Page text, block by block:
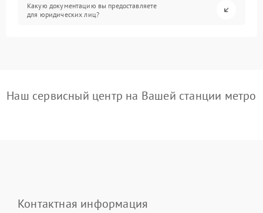
Какую документацию вы предоставляете
для юридических лиц?
Наш сервисный центр на Вашей станции метро
Контактная информация